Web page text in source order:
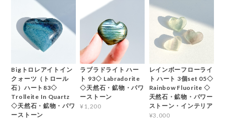
Bigトロレアイトイン
クォーツ（トロール
石）ハート83◇
Trolleite In Quartz
◇天然石・鉱物・パワ
ーストーン
ラブラドライト ハー
ト 93◇ Labradorite
◇天然石・鉱物・パワ
ーストーン
¥1,200
レインボーフローライ
ト ハート 3個set 05◇
Rainbow Fluorite ◇
天然石・鉱物・パワー
ストーン・インテリア
¥3,000